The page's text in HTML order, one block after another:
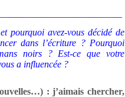
pourquoi avez-vous décidé de
dans l’écriture ? Pourquoi
noirs ? Est-ce que votre
a influencée ?
: j’aimais chercher,